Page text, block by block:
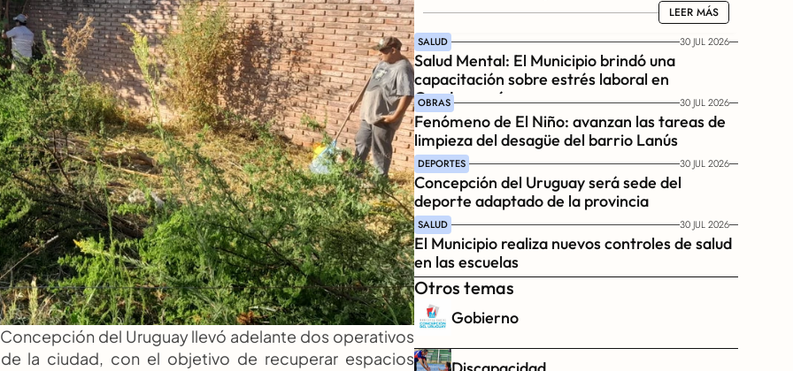
del Uruguay llevó adelante dos operativos
la ciudad, con el objetivo de recuperar espacios
LEER MÁS
LEER MÁS
SALUD 30 JUL 2026
Salud Mental: El Municipio brindó una
capacitación sobre estrés laboral en
Gendarmería
OBRAS 30 JUL 2026
Fenómeno de El Niño: avanzan las tareas de
limpieza del desagüe del barrio Lanús
DEPORTES 30 JUL 2026
Concepción del Uruguay será sede del
deporte adaptado de la provincia
SALUD 30 JUL 2026
El Municipio realiza nuevos controles de salud
en las escuelas
Otros temas
Gobierno